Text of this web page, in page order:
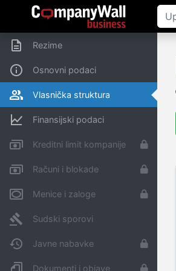
Rezime
Osnovni podaci
Vlasnička struktura
Finansijski podaci
Kreditni limit kompanije
Računi i blokade
Menice i zaloge
Sudski sporovi
Javne nabavke
Dokumenti i objave